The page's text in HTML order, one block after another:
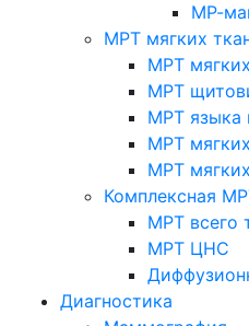
МР-
МРТ мягких
МРТ
МРТ
МРТ языка
МРТ
МРТ
Комплексная
МРТ всего
МРТ ЦНС
Диагностика